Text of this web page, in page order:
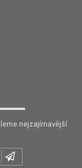
nejzajímavější